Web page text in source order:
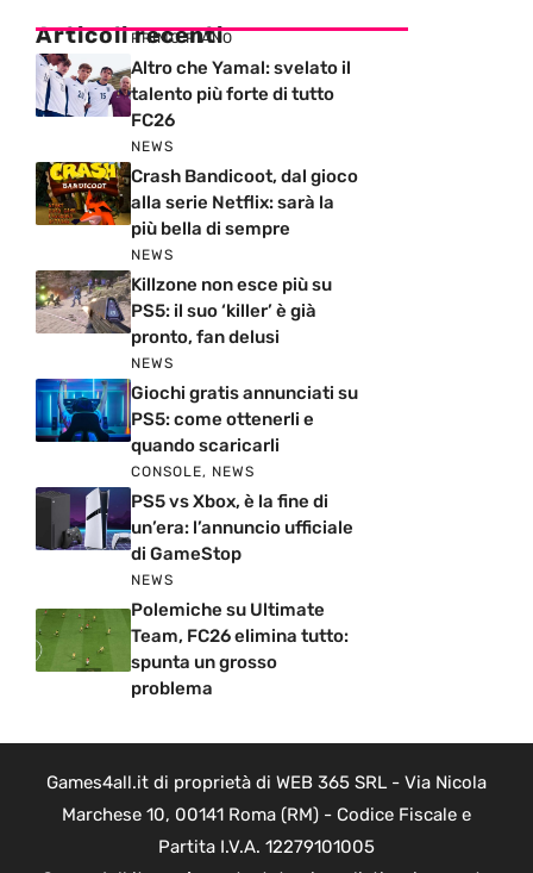
Articoli recenti
PRIMO PIANO
Altro che Yamal: svelato il
talento più forte di tutto
FC26
NEWS
Crash Bandicoot, dal gioco
alla serie Netflix: sarà la
più bella di sempre
NEWS
Killzone non esce più su
PS5: il suo ‘killer’ è già
pronto, fan delusi
NEWS
Giochi gratis annunciati su
PS5: come ottenerli e
quando scaricarli
CONSOLE, NEWS
PS5 vs Xbox, è la fine di
un’era: l’annuncio ufficiale
di GameStop
NEWS
Polemiche su Ultimate
Team, FC26 elimina tutto:
spunta un grosso
problema
Games4all.it di proprietà di WEB 365 SRL - Via Nicola
Marchese 10, 00141 Roma (RM) - Codice Fiscale e
Partita I.V.A. 12279101005